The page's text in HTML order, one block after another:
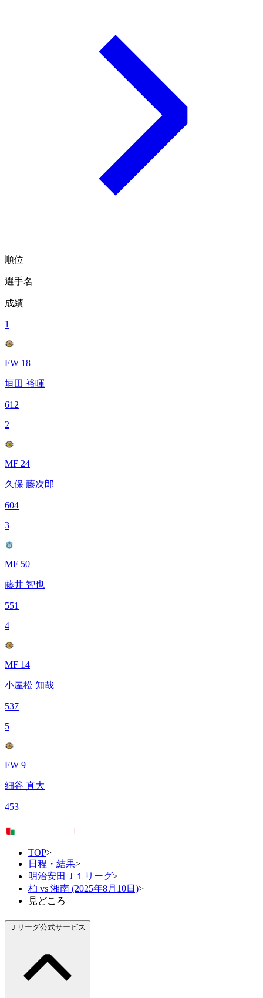
順位
選手名
成績
1
FW 18
垣田 裕暉
612
2
MF 24
久保 藤次郎
604
3
MF 50
藤井 智也
551
4
MF 14
小屋松 知哉
537
5
FW 9
細谷 真大
453
TOP>
日程・結果>
明治安田Ｊ１リーグ>
柏 vs 湘南 (2025年8月10日)>
見どころ
Ｊリーグ公式サービス